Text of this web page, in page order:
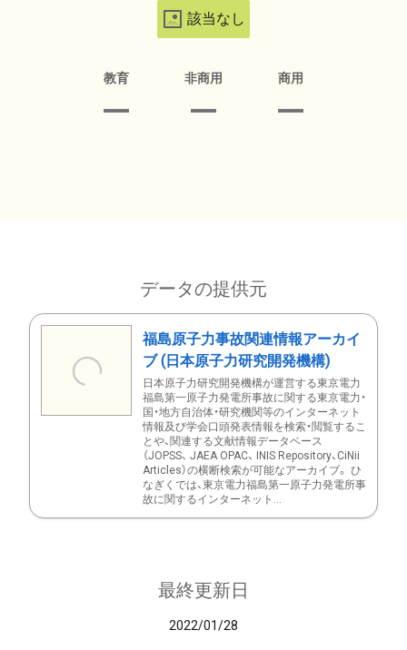
該当なし
教育 非商用 商用
データの提供元
福島原子力事故関連情報アーカイ
ブ (日本原子力研究開発機構)
日本原子力研究開発機構が運営する東京電力
福島第一原子力発電所事故に関する東京電力・
国・地方自治体・研究機関等のインターネット
情報及び学会口頭発表情報を検索・閲覧するこ
とや、関連する文献情報データベース
（JOPSS、 JAEA OPAC、 INIS Repository、CiNii
Articles）の横断検索が可能なアーカイブ。 ひ
なぎくでは、東京電力福島第一原子力発電所事
故に関するインターネット...
最終更新日
2022/01/28